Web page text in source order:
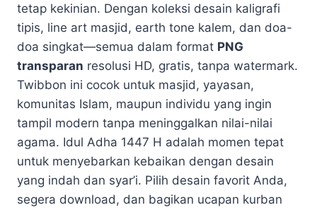
tetap kekinian. Dengan koleksi desain kaligrafi
tipis, line art masjid, earth tone kalem, dan doa-
doa singkat—semua dalam format PNG
transparan resolusi HD, gratis, tanpa watermark.
Twibbon ini cocok untuk masjid, yayasan,
komunitas Islam, maupun individu yang ingin
tampil modern tanpa meninggalkan nilai-nilai
agama. Idul Adha 1447 H adalah momen tepat
untuk menyebarkan kebaikan dengan desain
yang indah dan syar’i. Pilih desain favorit Anda,
segera download, dan bagikan ucapan kurban